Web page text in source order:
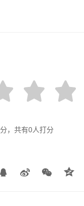
分，共有0人打分